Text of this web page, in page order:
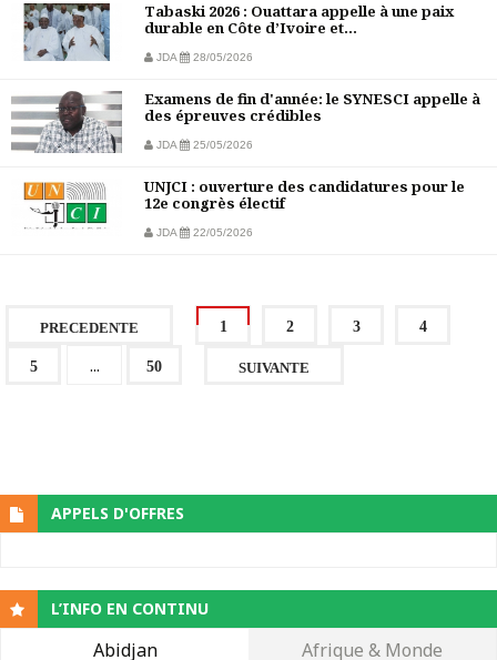
Tabaski 2026 : Ouattara appelle à une paix
durable en Côte d’Ivoire et...
JDA 28/05/2026
Examens de fin d'année: le SYNESCI appelle à
des épreuves crédibles
JDA 25/05/2026
UNJCI : ouverture des candidatures pour le
12e congrès électif
JDA 22/05/2026
PRECEDENTE 1 2 3 4
5 ... 50 SUIVANTE
APPELS D'OFFRES
L’INFO EN CONTINU
Abidjan Afrique & Monde